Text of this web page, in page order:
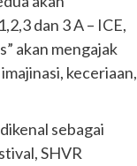
dan 3 A – ICE,
akan mengajak
keceriaan,
sebagai
SHVR